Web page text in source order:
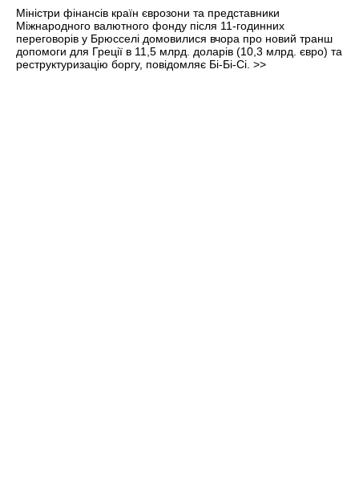
Міністри фінансів країн єврозони та представники
Міжнародного валютного фонду після 11-годинних
переговорів у Брюсселі домовилися вчора про новий транш
допомоги для Греції в 11,5 млрд. доларів (10,3 млрд. євро) та
реструктуризацію боргу, повідомляє Бі-Бі-Сі. >>